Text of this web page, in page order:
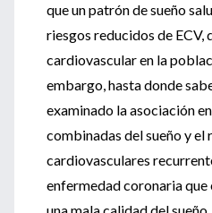
que un patrón de sueño
riesgos reducidos de ECV,
cardiovascular en la
embargo, hasta donde
examinado la asociación
combinadas del sueño y el
cardiovasculares
enfermedad coronaria que